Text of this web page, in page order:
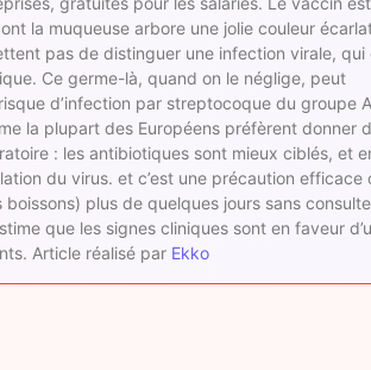
la muqueuse arbore une jolie couleur
pas de distinguer une infection virale, qui
Ce germe-là, quand on le néglige, peut
d’infection par streptocoque du groupe
la plupart des Européens préfèrent donner
: les antibiotiques sont mieux ciblés, et
du virus. et c’est une précaution efficace
plus de quelques jours sans
que les signes cliniques sont en faveur
Article réalisé par Ekko